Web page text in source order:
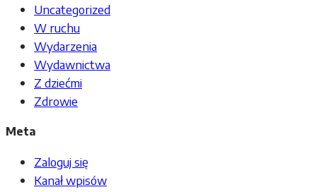
Uncategorized
W ruchu
Wydarzenia
Wydawnictwa
Z dziećmi
Zdrowie
Meta
Zaloguj się
Kanał wpisów